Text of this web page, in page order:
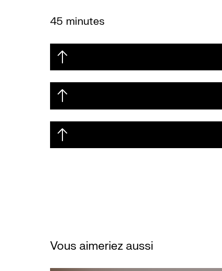
45 minutes
Vous aimeriez aussi